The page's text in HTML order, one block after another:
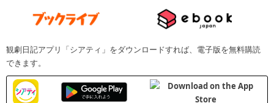
観劇日記アプリ「シアティ」をダウンロードすれば、電子版を無料購読
できます。